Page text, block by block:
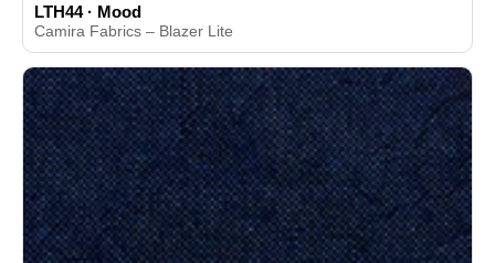
LTH44 · Mood
Camira Fabrics – Blazer Lite